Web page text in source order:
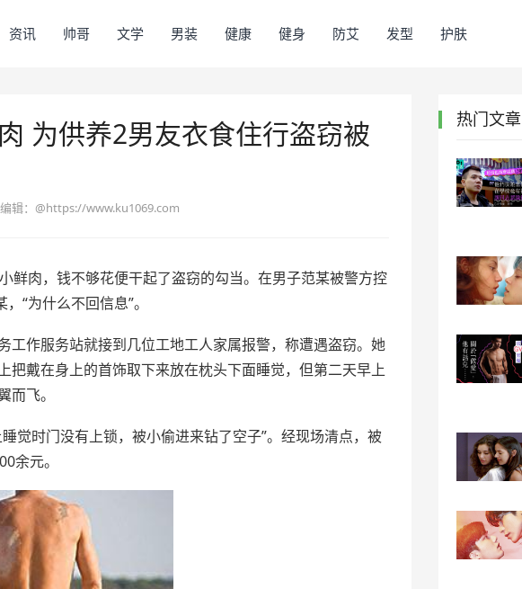
资讯 帅哥 文学 男装 健康 健身 防艾 发型 护肤
为供养2男友衣食住行盗窃被
编辑： @https://www.ku1069.com
鲜肉，钱不够花便干起了盗窃的勾当。在男子范某被警方控
“为什么不回信息”。
作服务站就接到几位工地工人家属报警，称遭遇盗窃。她
把戴在身上的首饰取下来放在枕头下面睡觉，但第二天早上
飞。
时门没有上锁，被小偷进来钻了空子”。经现场清点，被
余元。
热门文章